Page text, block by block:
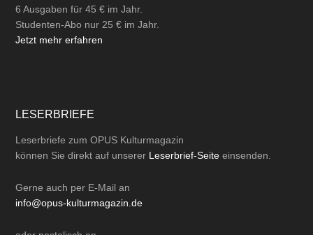
6 Ausgaben für 45 € im Jahr.
Studenten-Abo nur 25 € im Jahr.
Jetzt mehr erfahren
LESERBRIEFE
Leserbriefe zum OPUS Kulturmagazin
können Sie direkt auf unserer Leserbrief-Seite einsenden.
Gerne auch per E-Mail an
info@opus-kulturmagazin.de